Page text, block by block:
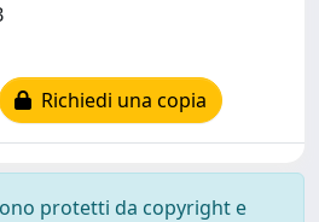
Richiedi una copia
protetti da copyright e